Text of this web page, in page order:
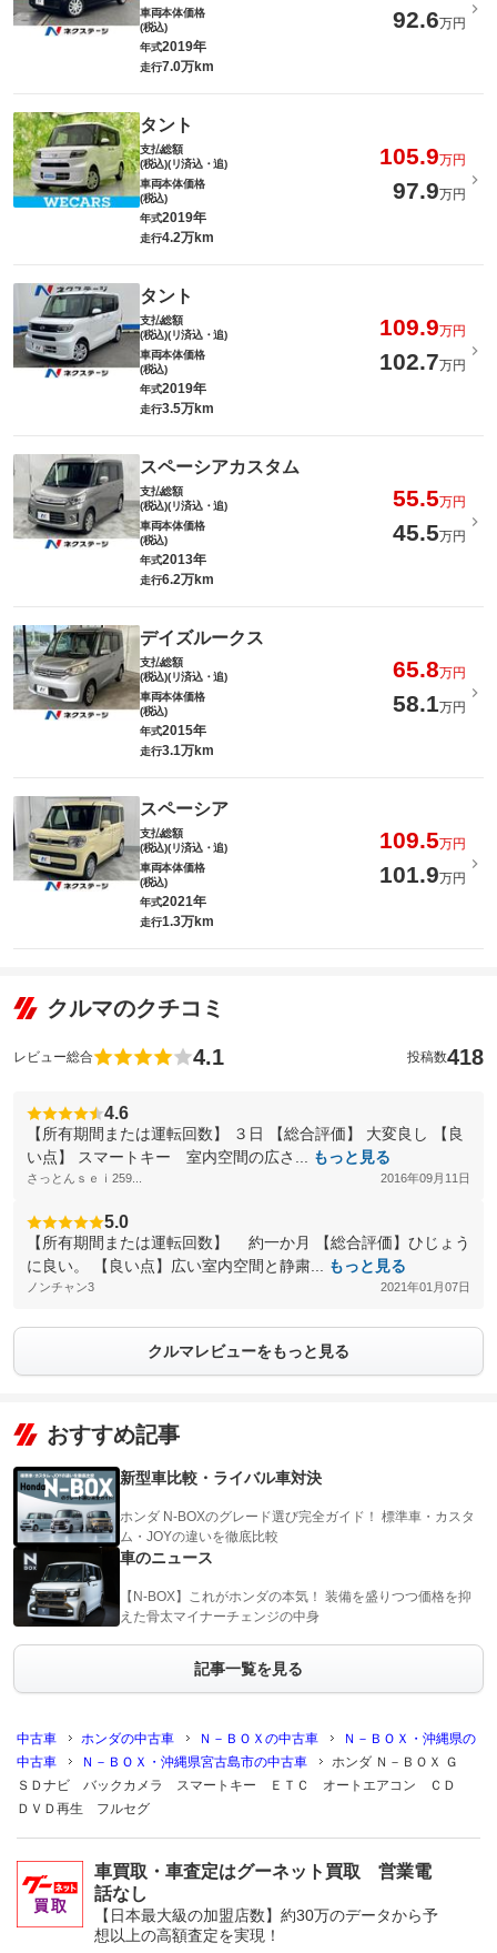
車両本体価格
(税込)
92.6万円
年式2019年
走行7.0万km
タント
支払総額
(税込)(リ済込・追)
105.9万円
車両本体価格
(税込)
97.9万円
年式2019年
走行4.2万km
タント
支払総額
(税込)(リ済込・追)
109.9万円
車両本体価格
(税込)
102.7万円
年式2019年
走行3.5万km
スペーシアカスタム
支払総額
(税込)(リ済込・追)
55.5万円
車両本体価格
(税込)
45.5万円
年式2013年
走行6.2万km
デイズルークス
支払総額
(税込)(リ済込・追)
65.8万円
車両本体価格
(税込)
58.1万円
年式2015年
走行3.1万km
スペーシア
支払総額
(税込)(リ済込・追)
109.5万円
車両本体価格
(税込)
101.9万円
年式2021年
走行1.3万km
クルマのクチコミ
レビュー総合 4.1 投稿数418
4.6
【所有期間または運転回数】 ３日 【総合評価】 大変良し 【良
い点】 スマートキー 室内空間の広さ...
もっと見る
さっとんｓｅｉ259... 2016年09月11日
5.0
【所有期間または運転回数】 約一か月 【総合評価】ひじょう
に良い。 【良い点】広い室内空間と静粛...
もっと見る
ノンチャン3 2021年01月07日
クルマレビューをもっと見る
おすすめ記事
新型車比較・ライバル車対決
ホンダ N-BOXのグレード選び完全ガイド！ 標準車・カスタ
ム・JOYの違いを徹底比較
車のニュース
【N-BOX】これがホンダの本気！ 装備を盛りつつ価格を抑
えた骨太マイナーチェンジの中身
記事一覧を見る
中古車 ホンダの中古車 Ｎ－ＢＯＸの中古車
Ｎ－ＢＯＸ・沖縄県の
中古車
Ｎ－ＢＯＸ・沖縄県宮古島市の中古車
ホンダ Ｎ－ＢＯＸ Ｇ
ＳＤナビ バックカメラ スマートキー ＥＴＣ オートエアコン ＣＤ
ＤＶＤ再生 フルセグ
車買取・車査定はグーネット買取 営業電
話なし
【日本最大級の加盟店数】約30万のデータから予
想以上の高額査定を実現！